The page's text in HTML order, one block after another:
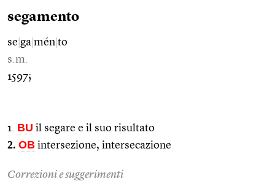
segamento
se ga mén to
s.m.
1597;
1. BU il segare e il suo risultato
2. OB intersezione, intersecazione
Correzioni e suggerimenti